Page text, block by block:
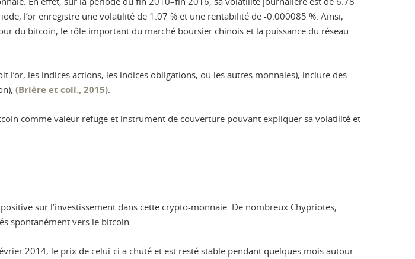
l’or enregistre une volatilité de 1.07 % et une rentabilité de -0.000085 %. Ainsi,
du bitcoin, le rôle important du marché boursier chinois et la puissance du réseau
les indices actions, les indices obligations, ou les autres monnaies), inclure des
(Brière et coll., 2015).
comme valeur refuge et instrument de couverture pouvant expliquer sa volatilité et
sur l’investissement dans cette crypto-monnaie. De nombreux Chypriotes,
spontanément vers le bitcoin.
2014, le prix de celui-ci a chuté et est resté stable pendant quelques mois autour